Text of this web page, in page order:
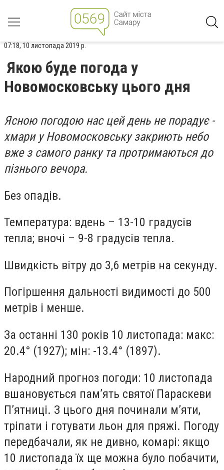
07:18, 10 листопада 2019 р.
Якою буде погода у
Новомосковську цього дня
Ясною погодою нас цей день не порадує -
хмари у Новомосковську закриють небо
вже з самого ранку та протримаються до
пізнього вечора.
Без опадів.
Температура: вдень – 13-10 градусів
тепла; вночі – 9-8 градусів тепла.
Швидкість вітру до 3,6 метрів на секунду.
Погіршення дальності видимості до 500
метрів і менше.
За останні 130 років 10 листопада: макс:
20.4° (1927); мін: -13.4° (1897).
Народний прогноз погоди: 10 листопада
вшановується пам’ять святої Параскеви
П’ятниці. З цього дня починали м’яти,
тріпати і готувати льон для пряжі. Погоду
передбачали, як не дивно, комарі: якщо
10 листопада їх ще можна було побачити,